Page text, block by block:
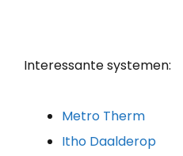
Interessante systemen:
Metro Therm
Itho Daalderop